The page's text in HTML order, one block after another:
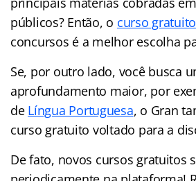
públicos? Então, o curso
concursos é a melhor escolha
Se, por outro lado, você busca
aprofundamento maior, por
de Língua Portuguesa, o Gran
curso gratuito voltado para a
De fato, novos cursos gratuitos